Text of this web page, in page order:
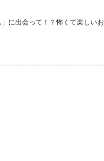
に出会って！？怖くて楽しいお